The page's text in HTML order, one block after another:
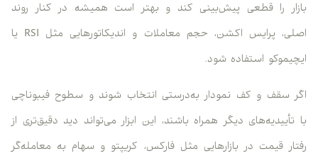
بازار را قطعی پیش‌بینی کند و بهتر است همیشه در کنار روند
اصلی، پرایس اکشن، حجم معاملات و اندیکاتورهایی مثل RSI یا
ایچیموکو استفاده شود.
اگر سقف و کف نمودار به‌درستی انتخاب شوند و سطوح فیبوناچی
با تأییدیه‌های دیگر همراه باشند، این ابزار می‌تواند دید دقیق‌تری از
رفتار قیمت در بازارهایی مثل فارکس، کریپتو و سهام به معامله‌گر